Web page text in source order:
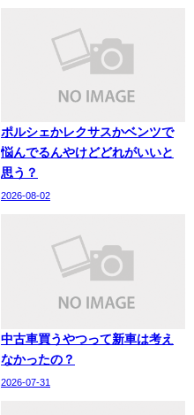
ポルシェかレクサスかベンツで
悩んでるんやけどどれがいいと
思う？
2026-08-02
中古車買うやつって新車は考え
なかったの？
2026-07-31